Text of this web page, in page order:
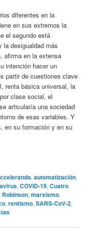
diferentes en la
en sus extremos la
el segundo está
la desigualdad más
afirma en la extensa
intención hacer un
partir de cuestiones clave
renta básica universal, la
clase social, el
articularía una sociedad
de esas variables. Y
en su formación y en su
,automatización,
,COVID-19,Cuatro
,marxismo,
,rentismo,SARS-CoV-2,